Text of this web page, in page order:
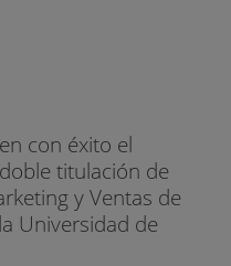
con éxito el
titulación de
y Ventas de
Universidad de